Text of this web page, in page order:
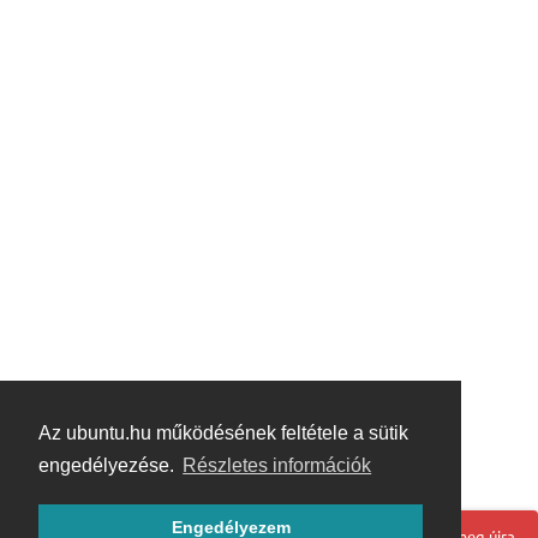
Az ubuntu.hu működésének feltétele a sütik
engedélyezése. Részletes információk
Engedélyezem